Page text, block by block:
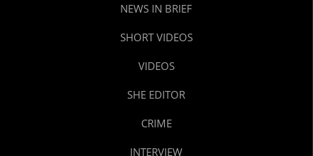
NEWS IN BRIEF
SHORT VIDEOS
VIDEOS
SHE EDITOR
CRIME
INTERVIEW